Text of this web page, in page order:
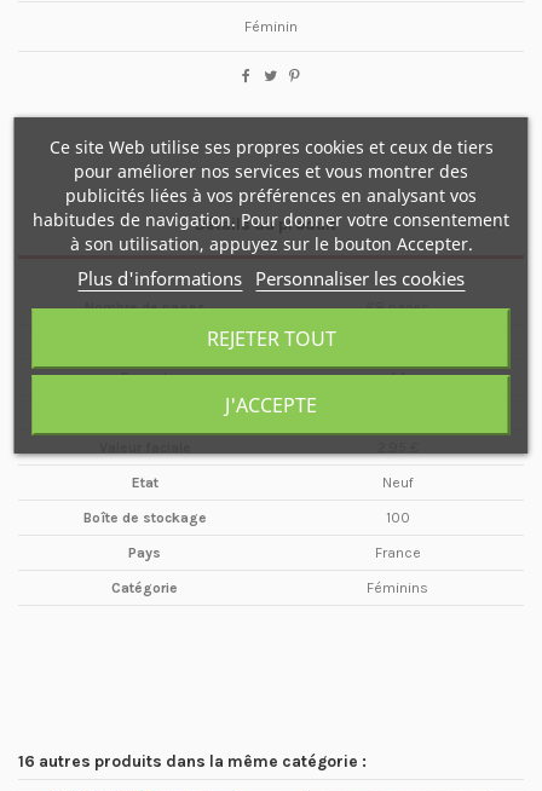
Féminin
Détails du produit
Nombre de pages 68 pages
Format A4
Etat Neuf
Boîte de stockage 100
Pays France
Catégorie Féminins
16 autres produits dans la même catégorie :
Ce site Web utilise ses propres cookies et ceux de tiers
pour améliorer nos services et vous montrer des
publicités liées à vos préférences en analysant vos
habitudes de navigation. Pour donner votre consentement
à son utilisation, appuyez sur le bouton Accepter.
Plus d'informations Personnaliser les cookies
REJETER TOUT
J'ACCEPTE